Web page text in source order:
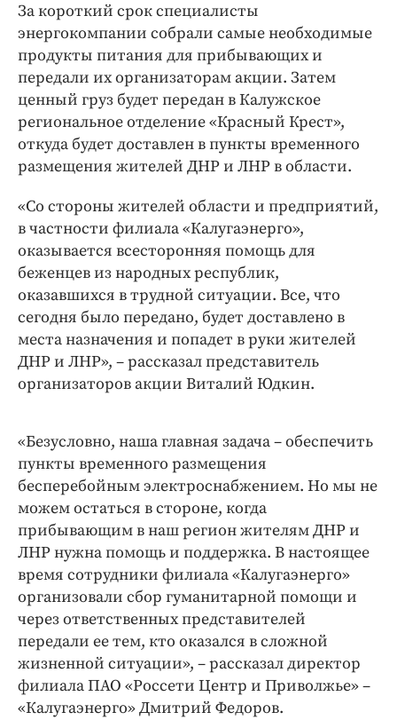
За короткий срок специалисты
энергокомпании собрали самые необходимые
продукты питания для прибывающих и
передали их организаторам акции. Затем
ценный груз будет передан в Калужское
региональное отделение «Красный Крест»,
откуда будет доставлен в пункты временного
размещения жителей ДНР и ЛНР в области.
«Со стороны жителей области и предприятий,
в частности филиала «Калугаэнерго»,
оказывается всесторонняя помощь для
беженцев из народных республик,
оказавшихся в трудной ситуации. Все, что
сегодня было передано, будет доставлено в
места назначения и попадет в руки жителей
ДНР и ЛНР», – рассказал представитель
организаторов акции Виталий Юдкин.
«Безусловно, наша главная задача – обеспечить
пункты временного размещения
бесперебойным электроснабжением. Но мы не
можем остаться в стороне, когда
прибывающим в наш регион жителям ДНР и
ЛНР нужна помощь и поддержка. В настоящее
время сотрудники филиала «Калугаэнерго»
организовали сбор гуманитарной помощи и
через ответственных представителей
передали ее тем, кто оказался в сложной
жизненной ситуации», – рассказал директор
филиала ПАО «Россети Центр и Приволжье» –
«Калугаэнерго» Дмитрий Федоров.